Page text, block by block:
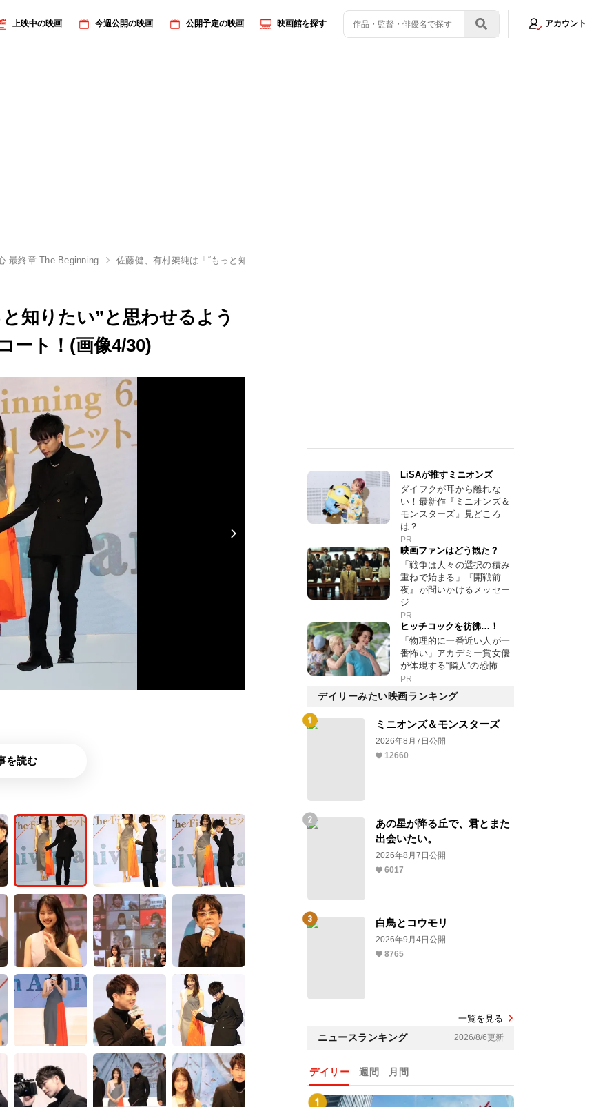
上映中の映画 今週公開の映画 公開予定の映画 映画館を探す アカウント
最終章 The Beginning 佐藤健、有村架純は「“もっと知りたい”と思わせるような人」優しく手を取りエスコート！
知りたい”と思わせるよう
ート！(画像4/30)
を読む
LiSAが推すミニオンズ
ダイフクが耳から離れな
い！最新作『ミニオンズ＆
モンスターズ』見どころ
は？
PR
映画ファンはどう観た？
「戦争は人々の選択の積み
重ねで始まる」『開戦前
夜』が問いかけるメッセー
ジ
PR
ヒッチコックを彷彿…！
「物理的に一番近い人が一
番怖い」アカデミー賞女優
が体現する“隣人”の恐怖
PR
デイリーみたい映画ランキング
ミニオンズ＆モンスターズ
2026年8月7日公開
12660
あの星が降る丘で、君とまた
出会いたい。
2026年8月7日公開
6017
白鳥とコウモリ
2026年9月4日公開
8765
一覧を見る
ニュースランキング 2026/8/6更新
デイリー 週間 月間